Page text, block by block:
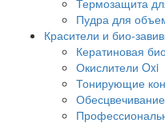
Термозащита
Пудра для
Красители и био-
Кератиновая
Окислители Oxi
Тонирующие